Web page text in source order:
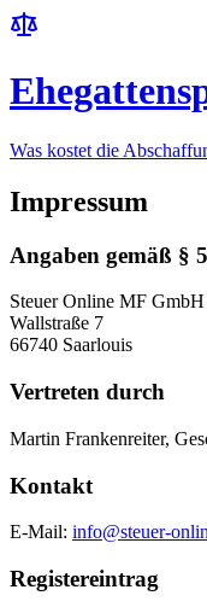
Was kostet die
Impressum
Angaben gemäß §
Steuer Online MF GmbH
Wallstraße 7
66740 Saarlouis
Vertreten durch
Martin Frankenreiter,
Kontakt
E-Mail: info@steuer-
Registereintrag